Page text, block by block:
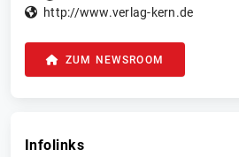
http://www.verlag-kern.de
ZUM NEWSROOM
Infolinks